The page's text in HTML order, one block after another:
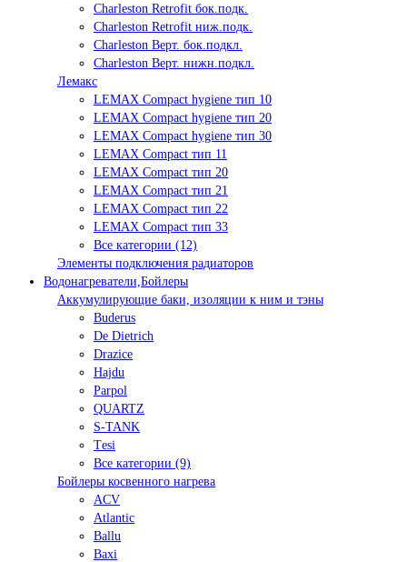
Charleston Retrofit бок.подк.
Charleston Retrofit ниж.подк.
Charleston Верт. бок.подкл.
Charleston Верт. нижн.подкл.
Лемакс
LEMAX Compact hygiene тип 10
LEMAX Compact hygiene тип 20
LEMAX Compact hygiene тип 30
LEMAX Compact тип 11
LEMAX Compact тип 20
LEMAX Compact тип 21
LEMAX Compact тип 22
LEMAX Compact тип 33
Все категории (12)
Элементы подключения радиаторов
Водонагреватели,Бойлеры
Аккумулирующие баки, изоляции к ним и тэны
Buderus
De Dietrich
Drazice
Hajdu
Parpol
QUARTZ
S-TANK
Tеsi
Все категории (9)
Бойлеры косвенного нагрева
ACV
Atlantic
Ballu
Baxi